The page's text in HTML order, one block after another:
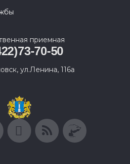
приемная
70-50
ул.Ленина, 116а